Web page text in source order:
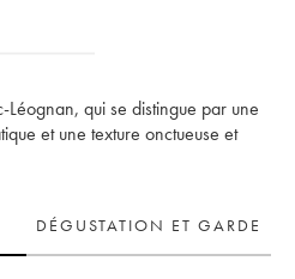
qui se distingue par une
et une texture onctueuse et
DÉGUSTATION ET GARDE